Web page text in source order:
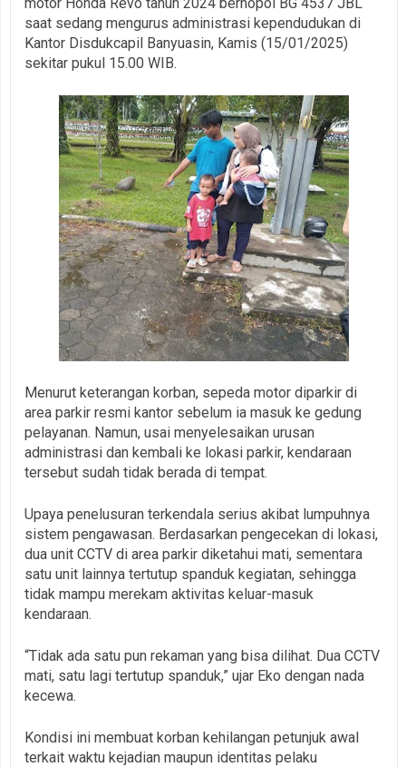
saat sedang mengurus administrasi kependudukan di
Kantor Disdukcapil Banyuasin, Kamis (15/01/2025)
sekitar pukul 15.00 WIB.
Menurut keterangan korban, sepeda motor diparkir di
area parkir resmi kantor sebelum ia masuk ke gedung
pelayanan. Namun, usai menyelesaikan urusan
administrasi dan kembali ke lokasi parkir, kendaraan
tersebut sudah tidak berada di tempat.
Upaya penelusuran terkendala serius akibat lumpuhnya
sistem pengawasan. Berdasarkan pengecekan di lokasi,
dua unit CCTV di area parkir diketahui mati, sementara
satu unit lainnya tertutup spanduk kegiatan, sehingga
tidak mampu merekam aktivitas keluar-masuk
kendaraan.
“Tidak ada satu pun rekaman yang bisa dilihat. Dua CCTV
mati, satu lagi tertutup spanduk,” ujar Eko dengan nada
kecewa.
Kondisi ini membuat korban kehilangan petunjuk awal
terkait waktu kejadian maupun identitas pelaku